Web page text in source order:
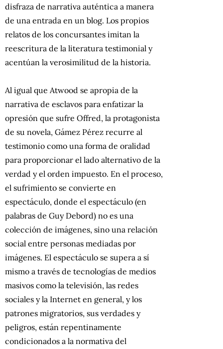
disfraza de narrativa auténtica a manera
de una entrada en un blog. Los propios
relatos de los concursantes imitan la
reescritura de la literatura testimonial y
acentúan la verosimilitud de la historia.
Al igual que Atwood se apropia de la
narrativa de esclavos para enfatizar la
opresión que sufre Offred, la protagonista
de su novela, Gámez Pérez recurre al
testimonio como una forma de oralidad
para proporcionar el lado alternativo de la
verdad y el orden impuesto. En el proceso,
el sufrimiento se convierte en
espectáculo, donde el espectáculo (en
palabras de Guy Debord) no es una
colección de imágenes, sino una relación
social entre personas mediadas por
imágenes. El espectáculo se supera a sí
mismo a través de tecnologías de medios
masivos como la televisión, las redes
sociales y la Internet en general, y los
patrones migratorios, sus verdades y
peligros, están repentinamente
condicionados a la normativa del